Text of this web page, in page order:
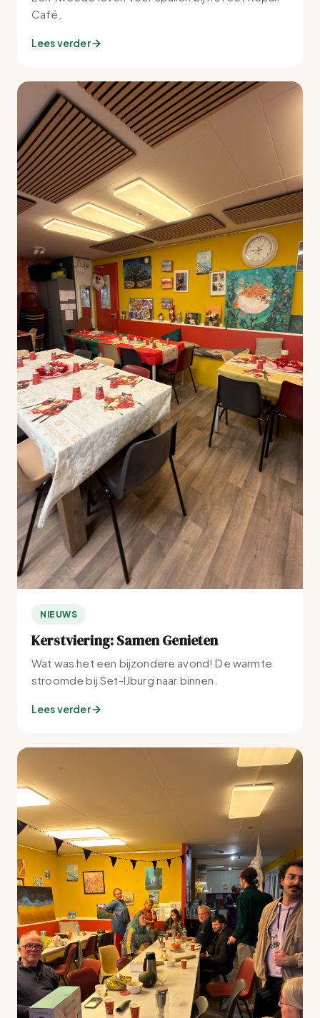
Café.
Lees verder
NIEUWS
Kerstviering: Samen Genieten
Wat was het een bijzondere avond! De warmte
stroomde bij Set-IJburg naar binnen.
Lees verder